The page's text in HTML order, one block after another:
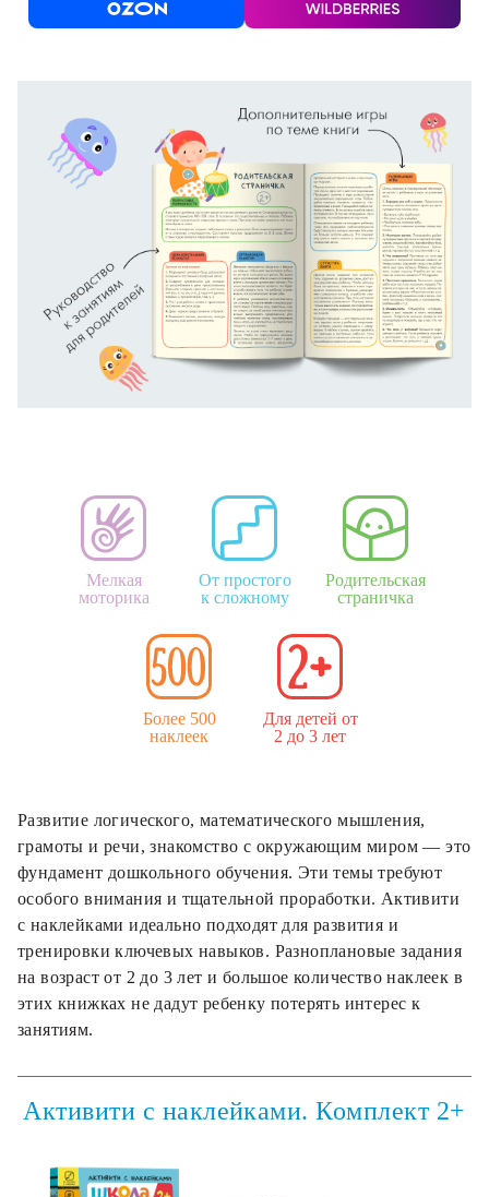
Мелкая
моторика
От простого
к сложному
Родительская
страничка
Более 500
наклеек
Для детей от
2 до 3 лет
Развитие логического, математического мышления,
грамоты и речи, знакомство с окружающим миром — это
фундамент дошкольного обучения. Эти темы требуют
особого внимания и тщательной проработки. Активити
с наклейками идеально подходят для развития и
тренировки ключевых навыков. Разноплановые задания
на возраст от 2 до 3 лет и большое количество наклеек в
этих книжках не дадут ребенку потерять интерес к
занятиям.
Активити с наклейками. Комплект 2+